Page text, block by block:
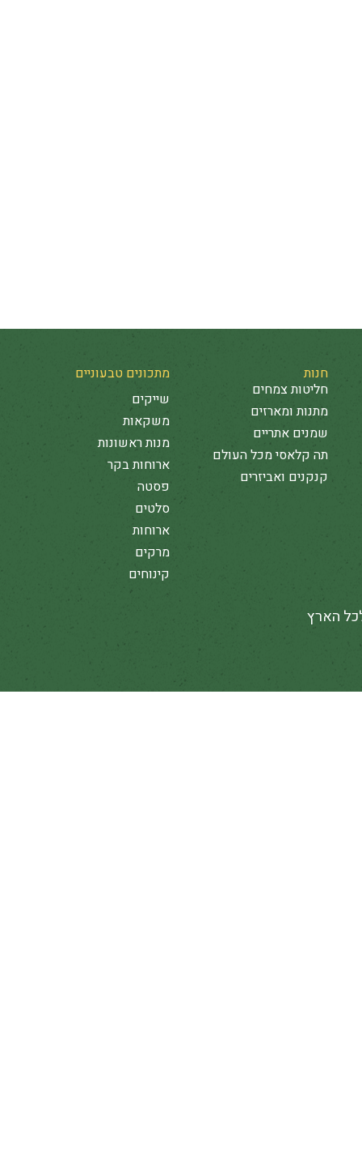
חנות
חליטות צמחים
מתנות ומארזים
שמנים אתריים
תה קלאסי מכל העולם
קנקנים ואביזרים
מתכונים טבעוניים
שייקים
משקאות
מנות ראשונות
ארוחות בקר
פסטה
סלטים
ארוחות
מרקים
קינוחים
הארץ